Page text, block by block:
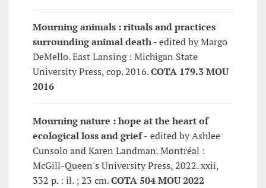
Mourning animals : rituals and practices
surrounding animal death- edited by Margo
DeMello. East Lansing : Michigan State
University Press, cop. 2016.COTA 179.3 MOU
2016
Mourning nature : hope at the heart of
ecological loss and grief - edited by Ashlee
Cunsolo and Karen Landman. Montréal :
McGill-Queen's University Press, 2022. xxii,
332 p. : il. ; 23 cm.COTA 504 MOU 2022